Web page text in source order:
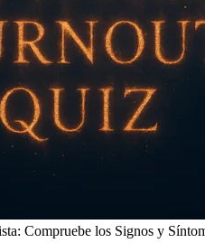
Compruebe los Signos y